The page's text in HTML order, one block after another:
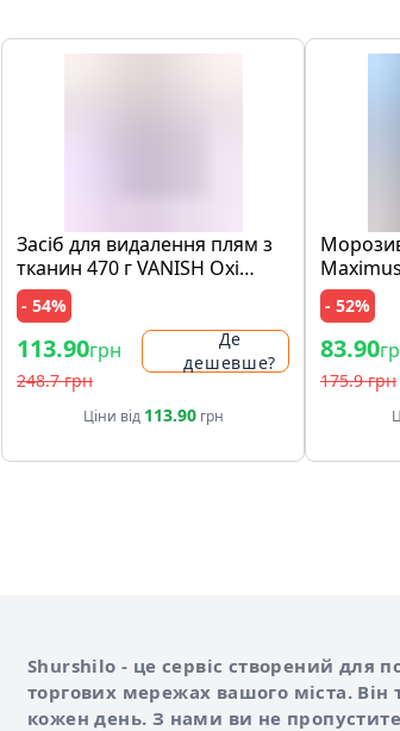
Засіб для видалення плям з
тканин 470 г VANISH Oxi
Action Multifunctional Pink п/
банка
- 54%
113.90грн
248.7 грн
Де
дешевше?
Ціни від 113.90грн
печива
- 52%
83.90
175.9 грн
Про сервіс Shurshilo
Shurshilo - це сервіс створений для
торгових мережах вашого міста.
кожен день. З нами ви не